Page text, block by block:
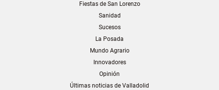
Fiestas de San Lorenzo
Sanidad
Sucesos
La Posada
Mundo Agrario
Innovadores
Opinión
Últimas noticias de Valladolid